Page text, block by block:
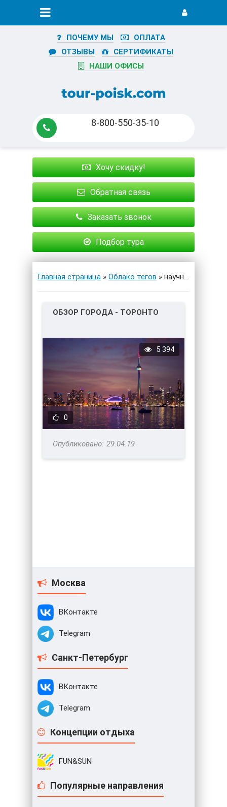
ПОЧЕМУ МЫ
ОПЛАТА
ОТЗЫВЫ
СЕРТИФИКАТЫ
НАШИ ОФИСЫ
8-800-550-35-10
Хочу скидку!
Обратная связь
Заказать звонок
Подбор тура
Главная страница » Облако тегов » научный центр Онтарио
ОБЗОР ГОРОДА - ТОРОНТО
0
5 394
29.04.19
Москва
ВКонтакте
Telegram
Санкт-Петербург
ВКонтакте
Telegram
Концепции отдыха
FUN&SUN
Популярные направления